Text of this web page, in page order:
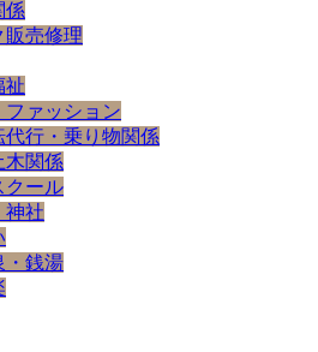
係
販売修理
祉
ファッション
代行・乗り物関係
木関係
クール
神社
・銭湯